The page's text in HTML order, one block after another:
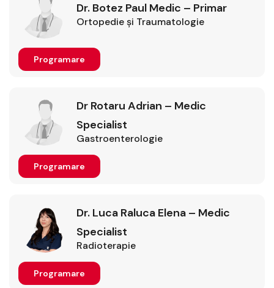
Dr. Botez Paul Medic – Primar
Ortopedie şi Traumatologie
Programare
Dr Rotaru Adrian – Medic
Specialist
Gastroenterologie
Programare
Dr. Luca Raluca Elena – Medic
Specialist
Radioterapie
Programare